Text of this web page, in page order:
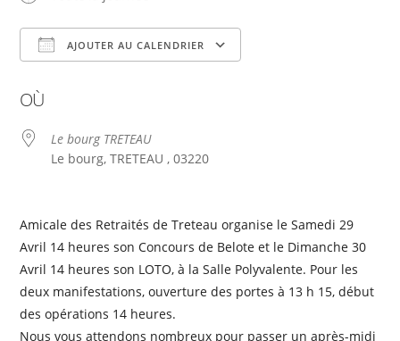
AJOUTER AU CALENDRIER
OÙ
Le bourg TRETEAU
Le bourg, TRETEAU , 03220
Amicale des Retraités de Treteau organise le Samedi 29
Avril 14 heures son Concours de Belote et le Dimanche 30
Avril 14 heures son LOTO, à la Salle Polyvalente. Pour les
deux manifestations, ouverture des portes à 13 h 15, début
des opérations 14 heures.
Nous vous attendons nombreux pour passer un après-midi